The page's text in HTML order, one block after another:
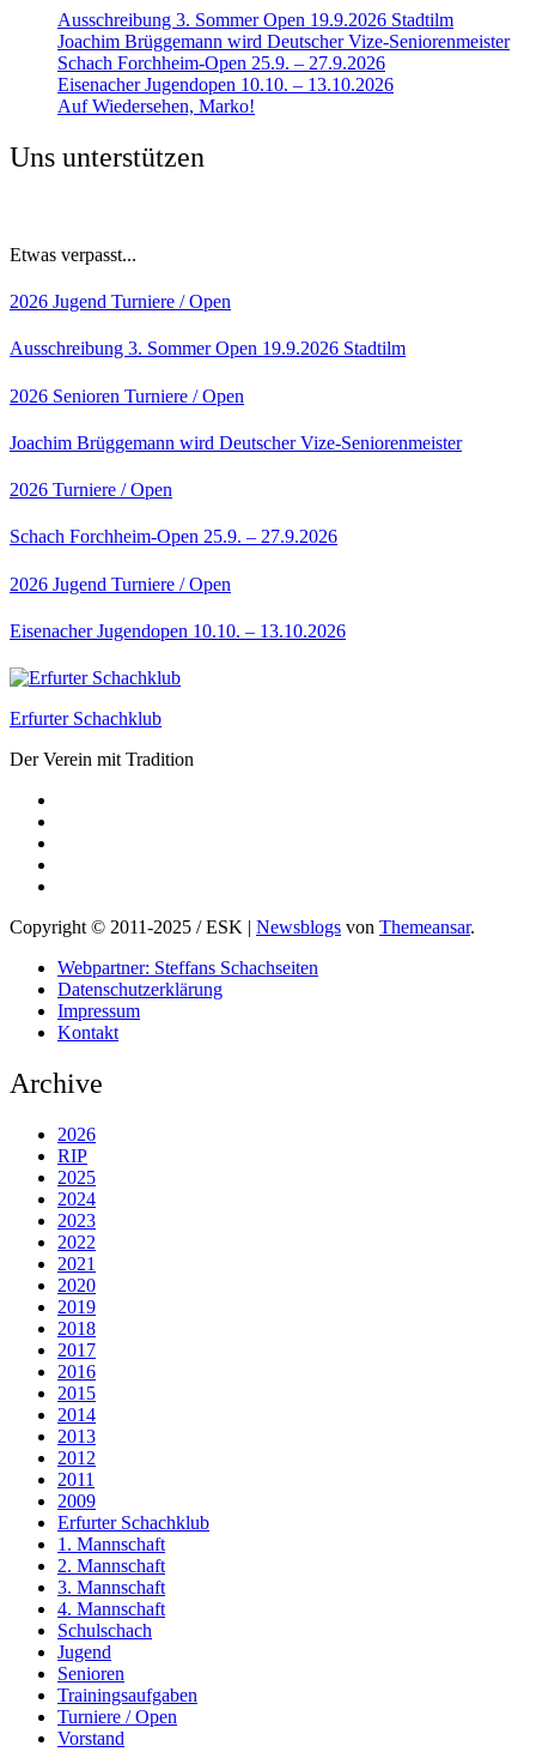
Ausschreibung 3. Sommer Open 19.9.2026 Stadtilm
Joachim Brüggemann wird Deutscher Vize-Seniorenmeister
Schach Forchheim-Open 25.9. – 27.9.2026
Eisenacher Jugendopen 10.10. – 13.10.2026
Auf Wiedersehen, Marko!
Uns unterstützen
Etwas verpasst...
2026 Jugend Turniere / Open
Ausschreibung 3. Sommer Open 19.9.2026 Stadtilm
2026 Senioren Turniere / Open
Joachim Brüggemann wird Deutscher Vize-Seniorenmeister
2026 Turniere / Open
Schach Forchheim-Open 25.9. – 27.9.2026
2026 Jugend Turniere / Open
Eisenacher Jugendopen 10.10. – 13.10.2026
Erfurter Schachklub
Der Verein mit Tradition
Copyright © 2011-2025 / ESK | Newsblogs von Themeansar.
Webpartner: Steffans Schachseiten
Datenschutzerklärung
Impressum
Kontakt
Archive
2026
RIP
2025
2024
2023
2022
2021
2020
2019
2018
2017
2016
2015
2014
2013
2012
2011
2009
Erfurter Schachklub
1. Mannschaft
2. Mannschaft
3. Mannschaft
4. Mannschaft
Schulschach
Jugend
Senioren
Trainingsaufgaben
Turniere / Open
Vorstand